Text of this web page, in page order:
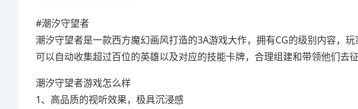
#潮汐守望者
潮汐守望者是一款西方魔幻画风打造的3A游戏大作，拥有CG的级别内容，
可以自动收集超过百位的英雄以及对应的技能卡牌，合理组建和带领他们去
潮汐守望者游戏怎么样
1、高品质的视听效果，极具沉浸感